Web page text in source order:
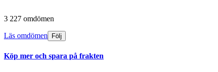
3 227 omdömen
Läs omdömen Följ
Köp mer och spara på frakten